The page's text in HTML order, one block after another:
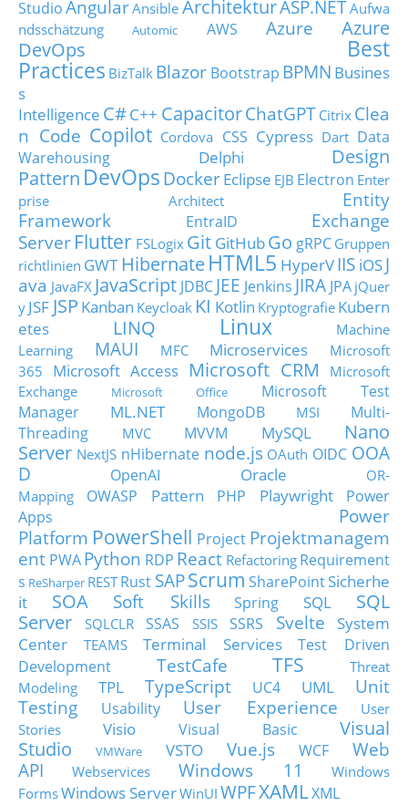
StudioAngularAnsible ArchitekturASP.NETAufwa
ndsschätzung
Automic AWS Azure
Azure
DevOps
Best
Practices BizTalk Blazor Bootstrap BPMN Busines
s
Intelligence C#C++ CapacitorChatGPT Citrix Clea
n Code Copilot Cordova CSS Cypress Dart Data
Warehousing
Delphi
Design
Pattern DevOps DockerEclipse EJB Electron Enter
prise Architect
Entity
Framework
EntraID
Exchange
Server Flutter FSLogix Git GitHubGo gRPC Gruppen
richtlinien GWT HibernateHTML5 HyperVIIS iOSJ
ava JavaFX JavaScript JDBC JEE Jenkins JIRA JPA jQuer
y JSF JSP Kanban Keycloak KI Kotlin Kryptografie Kubern
etes
LINQ Linux
Machine
Learning
MAUI MFC Microservices
Microsoft
365
Microsoft Access Microsoft CRM
Microsoft
Exchange
Microsoft Office
Microsoft Test
Manager
ML.NET MongoDB MSI
Multi-
Threading
MVC MVVM MySQL
Nano
Server NextJS nHibernate node.js OAuth OIDC OOA
D
OpenAI Oracle
OR-
Mapping
OWASP Pattern PHP Playwright
Power
Apps
Power
Platform PowerShell Project Projektmanagem
ent PWA Python RDP React Refactoring Requirement
s ReSharper RESTRust SAPScrum SharePointSicherhe
it
SOA Soft Skills Spring SQL
SQL
Server
SQLCLR SSAS SSIS SSRS Svelte
System
Center
TEAMS Terminal Services
Test Driven
Development
TestCafe TFS
Threat
Modeling
TPL TypeScript UC4 UML
Unit
Testing
Usability User Experience
User
Stories
Visio Visual Basic
Visual
Studio
VMWare VSTO Vue.js WCF
Web
API
Webservices Windows 11
Windows
FormsWindows ServerWinUI WPFXAMLXML